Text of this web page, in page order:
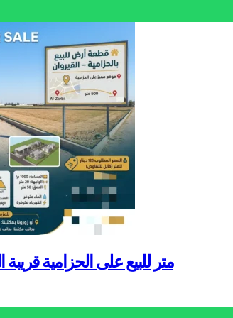
1000 متر للبيع على الحزامية قريبة